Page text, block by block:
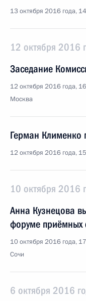
13 октября 2016 года,
12 октября 2016
Заседание
12 октября 2016 года,
Москва
Герман Клименко
12 октября 2016 года,
10 октября 2016
Анна Кузнецова
форуме приёмных
10 октября 2016 года,
Сочи
6 октября 2016